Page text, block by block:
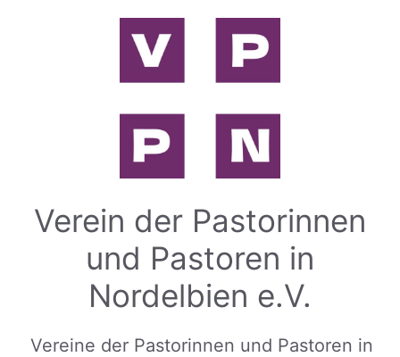
Verein der Pastorinnen
und Pastoren in
Nordelbien e.V.
Vereine der Pastorinnen und Pastoren in